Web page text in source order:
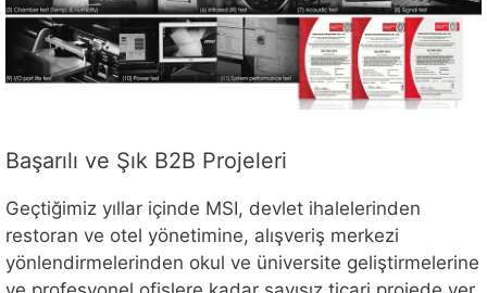
Başarılı ve Şık B2B Projeleri
Geçtiğimiz yıllar içinde MSI, devlet ihalelerinden
restoran ve otel yönetimine, alışveriş merkezi
yönlendirmelerinden okul ve üniversite geliştirmelerine